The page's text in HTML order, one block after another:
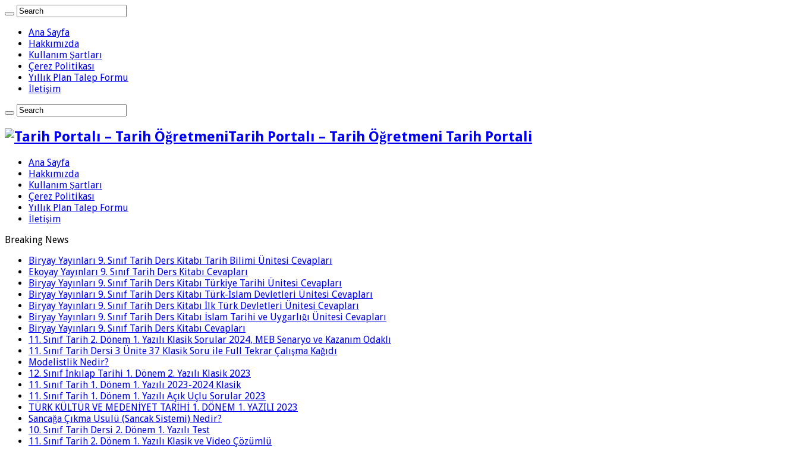
Ana Sayfa
Hakkımızda
Kullanım Şartları
Çerez Politikası
Yıllık Plan Talep Formu
İletişim
Tarih Portalı – Tarih Öğretmeni Tarih Portali
Ana Sayfa
Hakkımızda
Kullanım Şartları
Çerez Politikası
Yıllık Plan Talep Formu
İletişim
Breaking News
Biryay Yayınları 9. Sınıf Tarih Ders Kitabı Tarih Bilimi Ünitesi Cevapları
Ekoyay Yayınları 9. Sınıf Tarih Ders Kitabı Cevapları
Biryay Yayınları 9. Sınıf Tarih Ders Kitabı Türkiye Tarihi Ünitesi Cevapları
Biryay Yayınları 9. Sınıf Tarih Ders Kitabı Türk-İslam Devletleri Ünitesi Cevapları
Biryay Yayınları 9. Sınıf Tarih Ders Kitabı İlk Türk Devletleri Ünitesi Cevapları
Biryay Yayınları 9. Sınıf Tarih Ders Kitabı İslam Tarihi ve Uygarlığı Ünitesi Cevapları
Biryay Yayınları 9. Sınıf Tarih Ders Kitabı Cevapları
11. Sınıf Tarih 2. Dönem 1. Yazılı Klasik Sorular 2024, MEB Senaryo ve Kazanım Odaklı
11. Sınıf Tarih Dersi 3 Ünite 37 Klasik Soru ile Full Tekrar Çalışma Kağıdı
Modelistlik Nedir?
12. Sınıf İnkılap Tarihi 1. Dönem 2. Yazılı Klasik 2023
11. Sınıf Tarih 1. Dönem 1. Yazılı 2023-2024 Klasik
11. Sınıf Tarih 1. Dönem 1. Yazılı Açık Uçlu Sorular 2023
TÜRK KÜLTÜR VE MEDENİYET TARİHİ 1. DÖNEM 1. YAZILI 2023
Sancağa Çıkma Usulü (Sancak Sistemi) Nedir?
10. Sınıf Tarih Dersi 2. Dönem 1. Yazılı Test
11. Sınıf Tarih 2. Dönem 1. Yazılı Klasik ve Video Çözümlü